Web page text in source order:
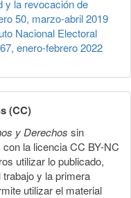
y la revocación de
50, marzo-abril 2019
Nacional Electoral
enero-febrero 2022
(CC)
y Derechos sin
la licencia CC BY-NC
utilizar lo publicado,
y la primera
utilizar el material